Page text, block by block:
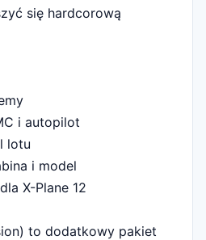
się hardcorową
i autopilot
lotu
i model
X-Plane 12
to dodatkowy pakiet